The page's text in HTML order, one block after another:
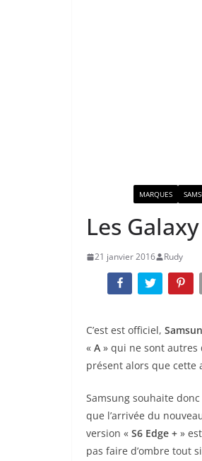
MARQUES
Les
21 janvier 2016 Rudy
C’est est officiel,
« A » qui ne sont autres
présent alors que cette
Samsung souhaite
que l’arrivée du
version « S6 Edge + »
pas faire d’ombre tout